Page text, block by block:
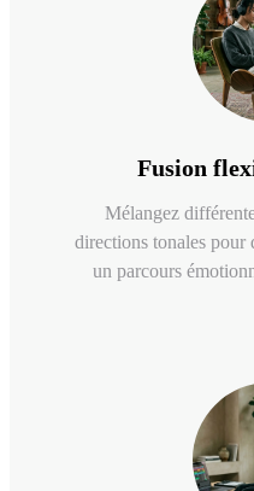
Fusion
Mélangez
directions tonales pour
un parcours